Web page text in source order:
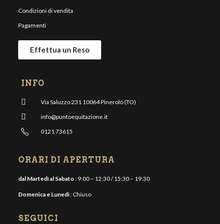
Condizioni di vendita
Pagamenti
Effettua un Reso
INFO
Via Saluzzo 231 10064 Pinerolo (TO)
info@puntoequitazione.it
0121 73615
ORARI DI APERTURA
dal Martedì al Sabato : 9:00 – 12:30 / 15:30 – 19:30
Domenica e Lunedì: Chiuso
SEGUICI